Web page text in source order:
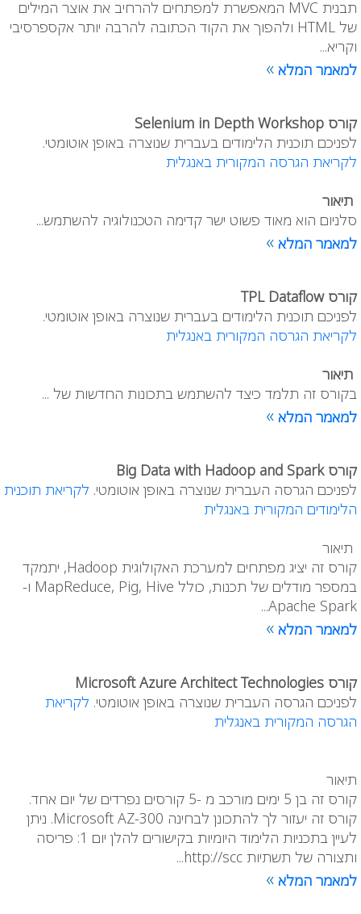
תבנית MVC המאפשרת למפתחים להרחיב את אוצר המילים
של HTML ולהפוך את הקוד הכתובה להרבה יותר אקספרסיבי
וקריא...
למאמר המלא »
קורס Selenium in Depth Workshop
לפניכם תוכנית הלימודים בעברית שנוצרה באופן אוטומטי.
לקריאת הגרסה המקורית באנגלית
תיאור
סלניום הוא מאוד פשוט ישר קדימה הטכנולוגיה להשתמש...
למאמר המלא »
קורס TPL Dataflow
לפניכם תוכנית הלימודים בעברית שנוצרה באופן אוטומטי.
לקריאת הגרסה המקורית באנגלית
תיאור
בקורס זה תלמד כיצד להשתמש בתכונות החדשות של ...
למאמר המלא »
קורס Big Data with Hadoop and Spark
לפניכם הגרסה העברית שנוצרה באופן אוטומטי. לקריאת תוכנית
הלימודים המקורית באנגלית
תיאור
קורס זה יציג מפתחים למערכת האקולוגית Hadoop, יתמקד
במספר מודלים של תכנות, כולל MapReduce, Pig, Hive ו-
Apache Spark...
למאמר המלא »
קורס Microsoft Azure Architect Technologies
לפניכם הגרסה העברית שנוצרה באופן אוטומטי. לקריאת
הגרסה המקורית באנגלית
תיאור
קורס זה בן 5 ימים מורכב מ -5 קורסים נפרדים של יום אחד.
קורס זה יעזור לך להתכונן לבחינה Microsoft AZ-300. ניתן
לעיין בתכניות הלימוד היומיות בקישורים להלן יום 1: פריסה
ותצורה של תשתיות http://scc...
למאמר המלא »